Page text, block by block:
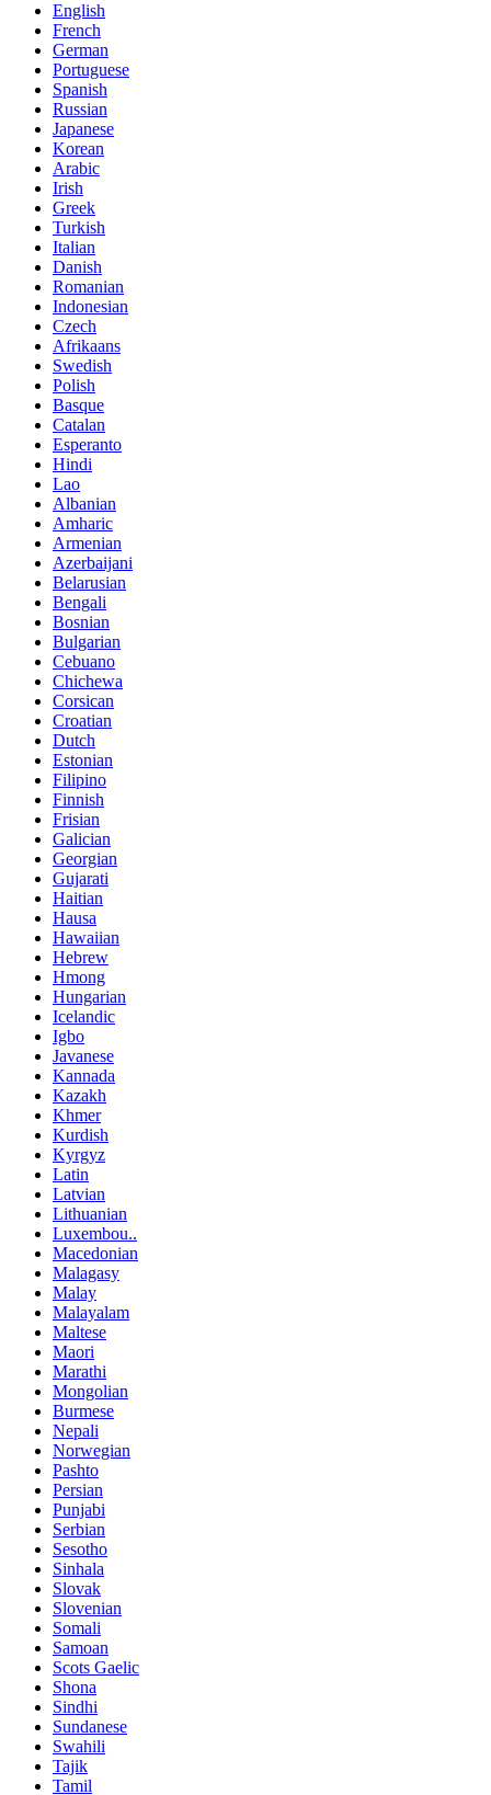
English
French
German
Portuguese
Spanish
Russian
Japanese
Korean
Arabic
Irish
Greek
Turkish
Italian
Danish
Romanian
Indonesian
Czech
Afrikaans
Swedish
Polish
Basque
Catalan
Esperanto
Hindi
Lao
Albanian
Amharic
Armenian
Azerbaijani
Belarusian
Bengali
Bosnian
Bulgarian
Cebuano
Chichewa
Corsican
Croatian
Dutch
Estonian
Filipino
Finnish
Frisian
Galician
Georgian
Gujarati
Haitian
Hausa
Hawaiian
Hebrew
Hmong
Hungarian
Icelandic
Igbo
Javanese
Kannada
Kazakh
Khmer
Kurdish
Kyrgyz
Latin
Latvian
Lithuanian
Luxembou..
Macedonian
Malagasy
Malay
Malayalam
Maltese
Maori
Marathi
Mongolian
Burmese
Nepali
Norwegian
Pashto
Persian
Punjabi
Serbian
Sesotho
Sinhala
Slovak
Slovenian
Somali
Samoan
Scots Gaelic
Shona
Sindhi
Sundanese
Swahili
Tajik
Tamil